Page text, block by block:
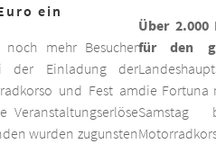
ein
mehr Besucher
der Einladung der
und Fest am
Veranstaltungserlöse
wurden zugunsten
Über
für den
die Fortuna
Samstag